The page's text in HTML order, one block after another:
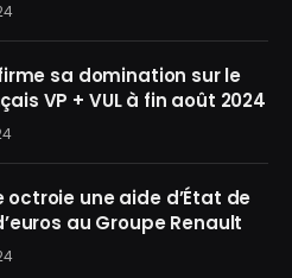
sa domination sur le
VP + VUL à fin août 2024
octroie une aide d’État de
au Groupe Renault